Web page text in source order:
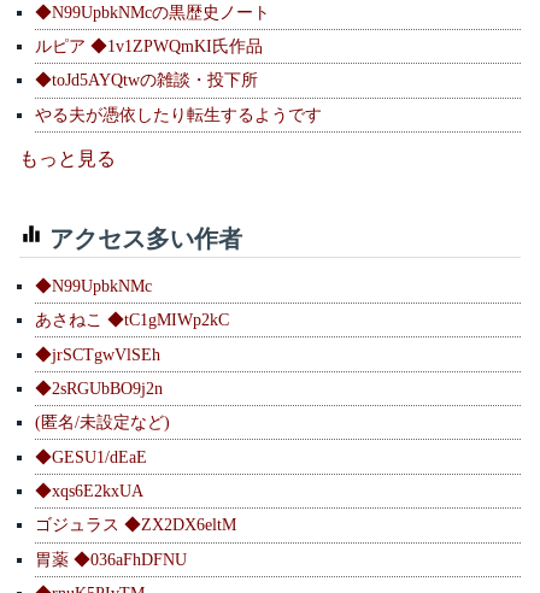
◆N99UpbkNMcの黒歴史ノート
ルピア ◆1v1ZPWQmKI氏作品
◆toJd5AYQtwの雑談・投下所
やる夫が憑依したり転生するようです
もっと見る
アクセス多い作者
◆N99UpbkNMc
あさねこ ◆tC1gMIWp2kC
◆jrSCTgwVlSEh
◆2sRGUbBO9j2n
(匿名/未設定など)
◆GESU1/dEaE
◆xqs6E2kxUA
ゴジュラス ◆ZX2DX6eltM
胃薬 ◆036aFhDFNU